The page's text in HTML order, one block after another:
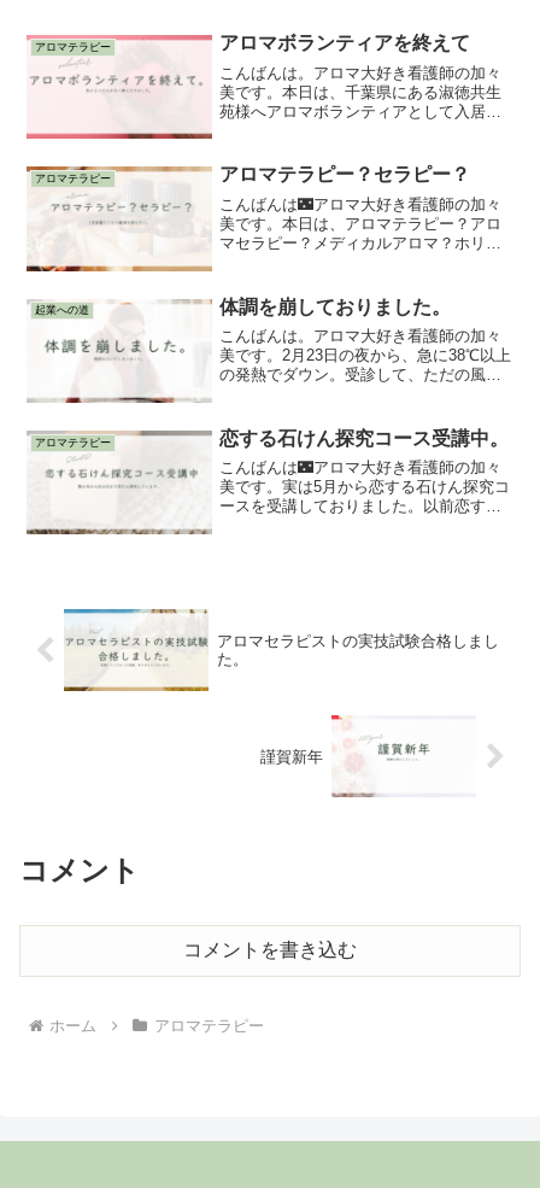
お人柄や優しさが染みわたって、感謝と
嬉しさしかない一日。太田先生...
アロマテラピー アロマボランティアを終えて
こんばんは。アロマ大好き看護師の加々
美です。本日は、千葉県にある淑徳共生
苑様へアロマボランティアとして入居者
います。淑徳共生苑の入居者様、勤務さ
れているスタッフ様、太田...
アロマテラピー アロマテラピー？セラピー？
こんばんは🌃アロマ大好き看護師の加々
美です。本日は、アロマテラピー？アロ
マセラピー？メディカルアロマ？ホリス
をもとに調べたことをシェアさせて頂き
ます。アロマテラピーこの...
起業への道 体調を崩しておりました。
こんばんは。アロマ大好き看護師の加々
美です。2月23日の夜から、急に38℃以上
の発熱でダウン。受診して、ただの風邪
ことが大切と発信されている方もいる中
で私は医療には感謝...
アロマテラピー 恋する石けん探究コース受講中。
こんばんは🌃アロマ大好き看護師の加々
美です。実は5月から恋する石けん探究コ
ースを受講しておりました。以前恋する
アロマセラピストの実技試験合格しまし
た。
謹賀新年
コメント
コメントを書き込む
ホーム アロマテラピー